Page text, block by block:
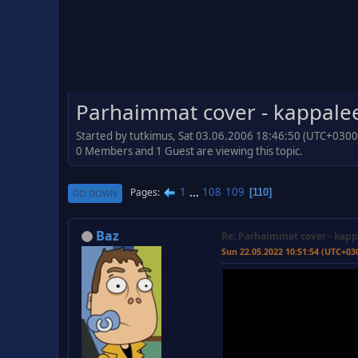
Parhaimmat cover -
Started by tutkimus, Sat 03.06.2006 18:46:50
0 Members and 1 Guest are viewing this topic.
GO DOWN Pages 1 ... 108 109 110
Baz Re: Parhaimmat cover -
Sun 22.05.2022 10:51:54